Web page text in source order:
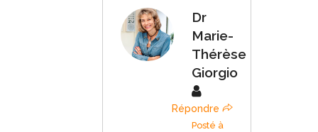
Dr
Marie-
Thérèse
Giorgio
Répondre
Posté à